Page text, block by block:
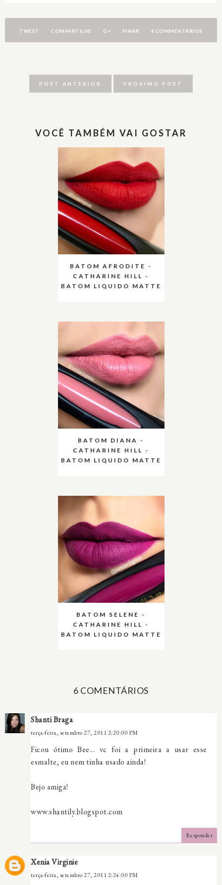
TWEET COMPARTILHE G+ PINAR 6 COMMENTÁRIOS
POST ANTERIOR PRÓXIMO POST
VOCÊ TAMBÉM VAI GOSTAR
BATOM AFRODITE -
CATHARINE HILL -
BATOM LIQUIDO MATTE
BATOM DIANA -
CATHARINE HILL -
BATOM LIQUIDO MATTE
BATOM SELENE -
CATHARINE HILL -
BATOM LIQUIDO MATTE
6 COMENTÁRIOS
Shanti Braga
terça-feira, setembro 27, 2011 2:20:00 PM
Ficou ótimo Bee... vc foi a primeira a usar esse
esmalte, eu nem tinha usado ainda!
Bejo amiga!
www.shantily.blogspot.com
Responder
Xenia Virginie
terça-feira, setembro 27, 2011 2:24:00 PM